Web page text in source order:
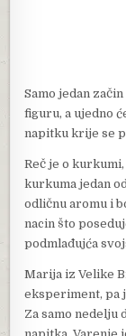
Samo jedan
figuru, a ujedno
napitku krije se
Reč je o
kurkuma jedan
odličnu aromu i
nacin što
podmlađujća
Marija iz Velike
eksperiment, pa
Za samo